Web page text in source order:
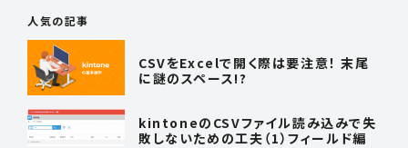
人気の記事
CSVをExcelで開く際は要注意！ 末尾
に謎のスペース!?
kintoneのCSVファイル読み込みで失
敗しないための工夫（1）フィールド編